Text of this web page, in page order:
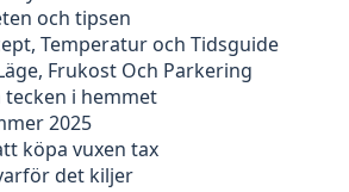
och tipsen
Temperatur och Tidsguide
Frukost Och Parkering
tecken i hemmet
2025
köpa vuxen tax
det kiljer